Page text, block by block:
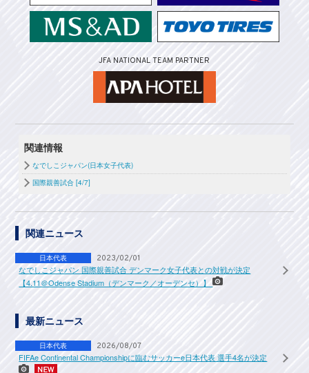
JFA NATIONAL TEAM PARTNER
関連情報
なでしこジャパン(日本女子代表)
国際親善試合 [4/7]
関連ニュース
日本代表 2023/02/01
なでしこジャパン 国際親善試合 デンマーク女子代表との対戦が決定
【4.11＠Odense Stadium（デンマーク／オーデンセ）】
最新ニュース
日本代表 2026/08/07
FIFAe Continental Championshipに臨むサッカーe日本代表 選手4名が決定